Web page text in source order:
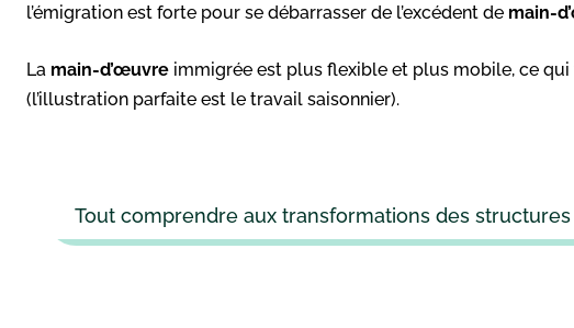
l’émigration est forte pour se débarrasser de l’excédent de main-
La main-d’œuvre immigrée est plus flexible et plus mobile, ce
(l’illustration parfaite est le travail saisonnier).
Tout comprendre aux transformations des